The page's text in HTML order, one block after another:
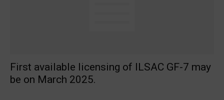
First available licensing of ILSAC GF-7 may
be on March 2025.